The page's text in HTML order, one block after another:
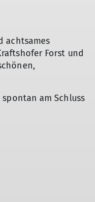
achtsames
Forst und
am Schluss